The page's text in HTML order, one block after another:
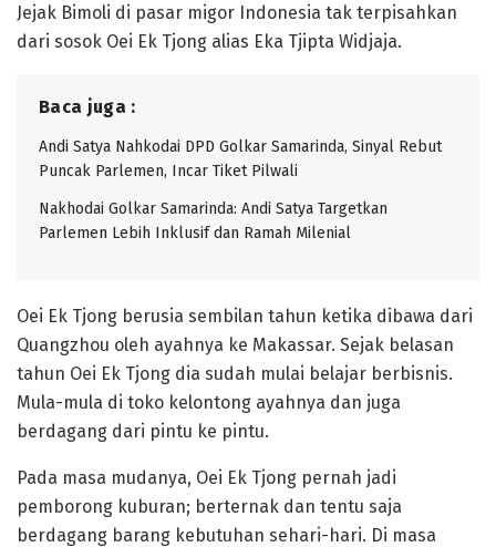
Jejak Bimoli di pasar migor Indonesia tak terpisahkan
dari sosok Oei Ek Tjong alias Eka Tjipta Widjaja.
Baca juga :
Andi Satya Nahkodai DPD Golkar Samarinda, Sinyal Rebut
Puncak Parlemen, Incar Tiket Pilwali
Nakhodai Golkar Samarinda: Andi Satya Targetkan
Parlemen Lebih Inklusif dan Ramah Milenial
Oei Ek Tjong berusia sembilan tahun ketika dibawa dari
Quangzhou oleh ayahnya ke Makassar. Sejak belasan
tahun Oei Ek Tjong dia sudah mulai belajar berbisnis.
Mula-mula di toko kelontong ayahnya dan juga
berdagang dari pintu ke pintu.
Pada masa mudanya, Oei Ek Tjong pernah jadi
pemborong kuburan; berternak dan tentu saja
berdagang barang kebutuhan sehari-hari. Di masa